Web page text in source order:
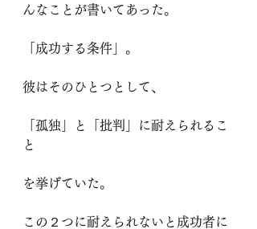
んなことが書いてあった。
「成功する条件」。
彼はそのひとつとして、
「孤独」と「批判」に耐えられるこ
と
を挙げていた。
この２つに耐えられないと成功者に